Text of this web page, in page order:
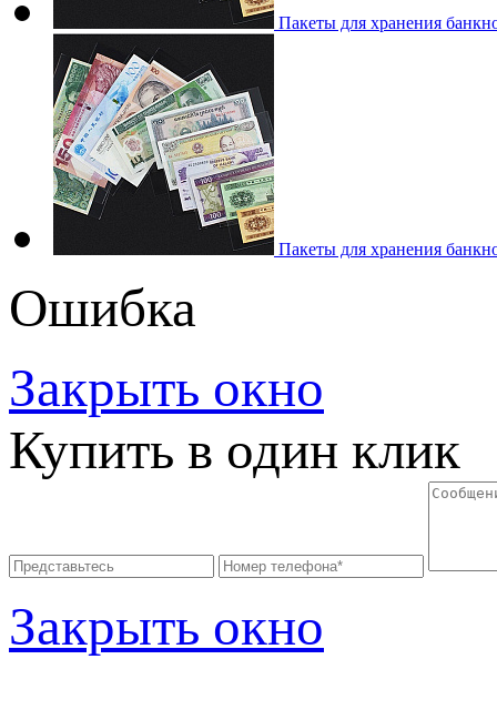
Пакеты для хранения
Пакеты для хранения
Ошибка
Закрыть окно
Купить в один клик
Закрыть окно